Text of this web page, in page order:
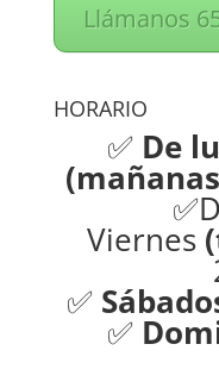
Llámanos
HORARIO
✅ De
Viernes
✅
✅